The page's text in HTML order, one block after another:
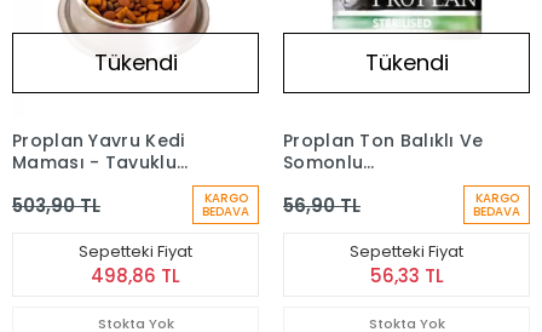
Tükendi
Proplan Yavru Kedi
Maması - Tavuklu
503,90 TL KARGO
BEDAVA
Sepetteki Fiyat
498,86 TL
Stokta Yok
Tükendi
Proplan Ton Balıklı Ve
Somonlu
Konservesi 85 Gr
56,90 TL KARGO
BEDAVA
Sepetteki Fiyat
56,33 TL
Stokta Yok